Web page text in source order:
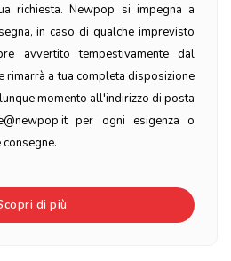
richiesta. Newpop si impegna a
in caso di qualche imprevisto
avvertito tempestivamente dal
rimarrà a tua completa disposizione
momento all'indirizzo di posta
per ogni esigenza o
di più